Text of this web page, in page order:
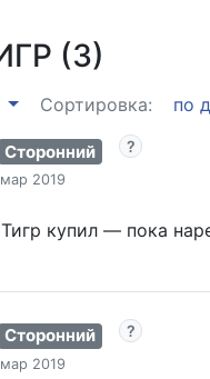
(3)
Сортировка: по
Сторонний
2019
купил — пока
Сторонний
2019